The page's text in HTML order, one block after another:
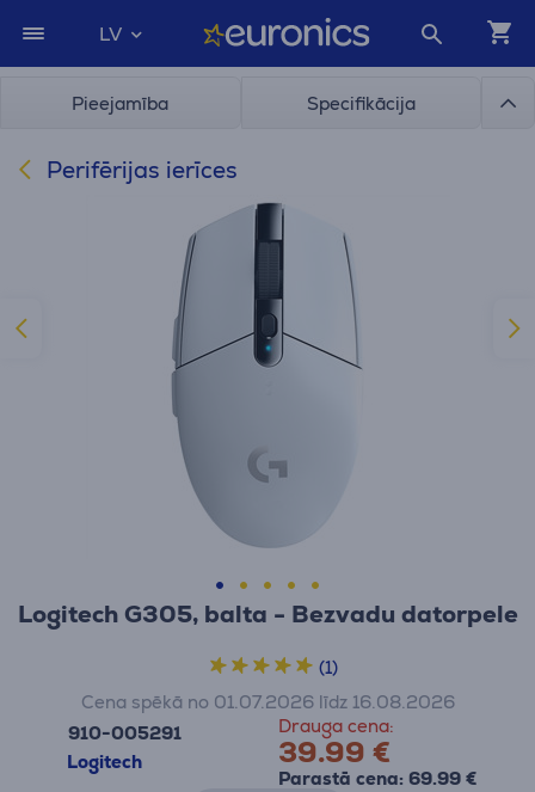
LV
Pieejamība Specifikācija
Perifērijas ierīces
Logitech G305, balta - Bezvadu datorpele
910-005291
Logitech
Drauga cena:
39.99 €
Parastā cena: 69.99 €
Cena spēkā no 01.07.2026 līdz 16.08.2026
(1)